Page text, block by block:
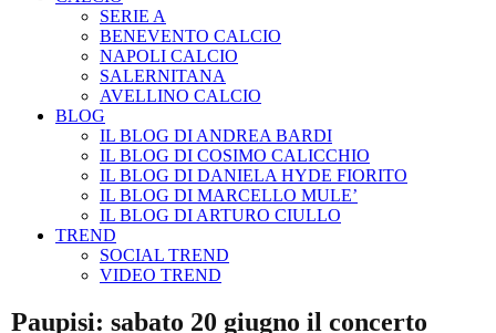
SERIE A
BENEVENTO CALCIO
NAPOLI CALCIO
SALERNITANA
AVELLINO CALCIO
BLOG
IL BLOG DI ANDREA BARDI
IL BLOG DI COSIMO CALICCHIO
IL BLOG DI DANIELA HYDE FIORITO
IL BLOG DI MARCELLO MULE’
IL BLOG DI ARTURO CIULLO
TREND
SOCIAL TREND
VIDEO TREND
Paupisi: sabato 20 giugno il concerto